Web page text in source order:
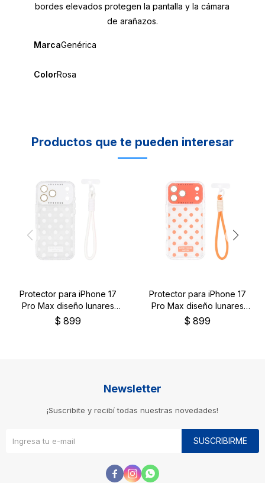
bordes elevados protegen la pantalla y la cámara
de arañazos.
MarcaGenérica
ColorRosa
Productos que te pueden interesar
Protector para iPhone 17
Pro Max diseño lunares
color blanco
$ 899
Protector para iPhone 17
Pro Max diseño lunares
color naranja
$ 899
Newsletter
¡Suscribite y recibí todas nuestras novedades!
SUSCRIBIRME
  